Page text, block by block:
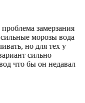
замерзания
морозы вода
но для тех у
сильно
что бы он недавал